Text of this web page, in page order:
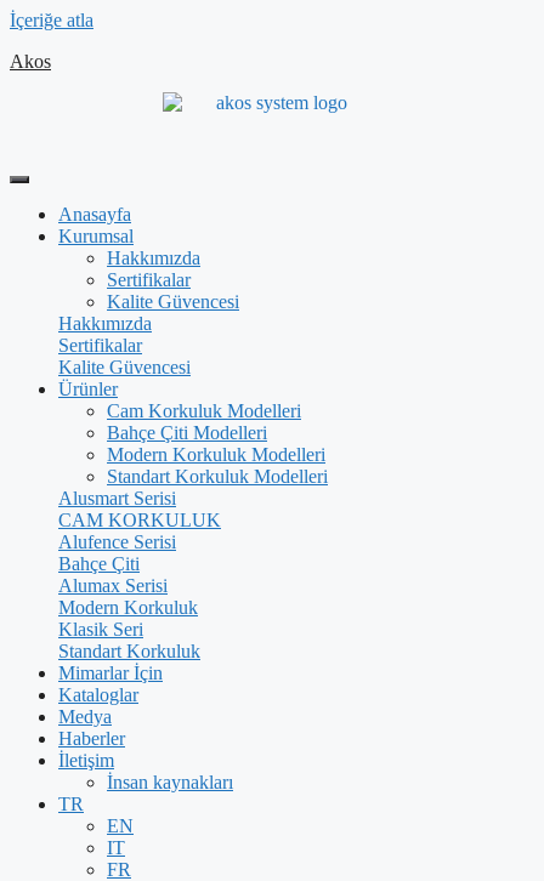
İçeriğe atla
Akos
Anasayfa
Kurumsal
Hakkımızda
Sertifikalar
Kalite Güvencesi
Hakkımızda
Sertifikalar
Kalite Güvencesi
Ürünler
Cam Korkuluk Modelleri
Bahçe Çiti Modelleri
Modern Korkuluk Modelleri
Standart Korkuluk Modelleri
Alusmart Serisi
CAM KORKULUK
Alufence Serisi
Bahçe Çiti
Alumax Serisi
Modern Korkuluk
Klasik Seri
Standart Korkuluk
Mimarlar İçin
Kataloglar
Medya
Haberler
İletişim
İnsan kaynakları
TR
EN
IT
FR